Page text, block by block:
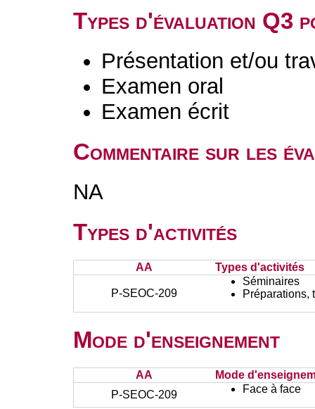
Types d'évaluation Q3
Présentation et/ou
Examen oral
Examen écrit
Commentaire sur les
NA
Types d'activités
AA Types d'activités
P-SEOC-209
Séminaires
Préparations,
Mode d'enseignement
AA
Mode
P-SEOC-209
Face à face